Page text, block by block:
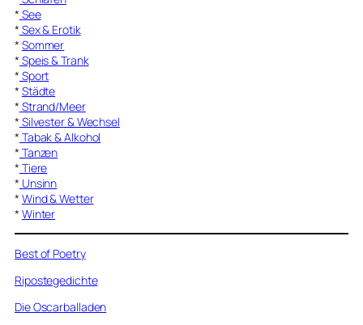
* See
* Sex & Erotik
* Sommer
* Speis & Trank
* Sport
* Städte
* Strand/Meer
* Silvester & Wechsel
* Tabak & Alkohol
* Tanzen
* Tiere
* Unsinn
* Wind & Wetter
* Winter
Best of Poetry
Ripostegedichte
Die Oscarballaden